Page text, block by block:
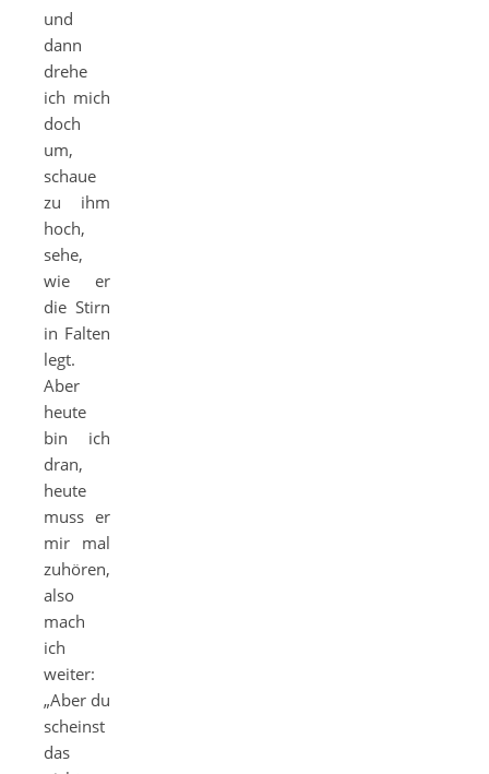
und
dann
drehe
ich mich
doch
um,
schaue
zu ihm
hoch,
sehe,
wie er
die Stirn
in Falten
legt.
Aber
heute
bin ich
dran,
heute
muss er
mir mal
zuhören,
also
mach
ich
weiter:
„Aber du
scheinst
das